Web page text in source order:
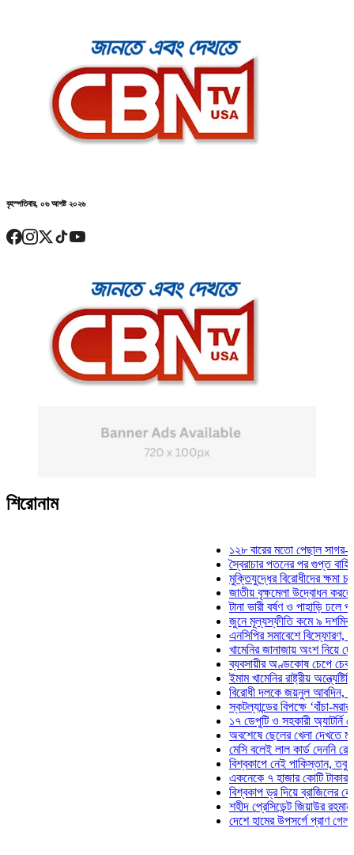
বৃহস্পতিবার, ০৬ আগষ্ট ২০২৬
শিরোনাম
১২৮ বারের মতো পেছাল সাগর-রুনি
স্বৈরাচার পতনের পর গুপ্ত বাহিনীর
মুক্তিযুদ্ধের বিরোধীদের ক্ষমা চাইতে
জাতীয় বৃক্ষমেলা উদ্বোধন করলেন
টানা ভারী বর্ষণ ও পাহাড়ি ঢলে
জুনে মূল্যস্ফীতি কমে ৯ দশমিক ১৬
এনসিপির সমাবেশে বিস্ফোরণ,
খামেনির জানাজায় অংশ নিয়ে দেশে
ব্যবসায়ীর অণ্ডকোষ চেপে চেক-
ইমাম খামেনির রাষ্ট্রীয়
বিরোধী দলকে জয়নুল আবদিন,
স্কটল্যান্ডের বিপক্ষে ‘বাঁচা-মরার
১৭ ডেপুটি ও সহকারী অ্যাটর্নি
অবশেষে ছেলের খেলা দেখতে মাঠে
মেসি বলেই লাল কার্ড দেননি রেফারি!
বিশ্বকাপে নেই পাকিস্তান, তবু
একনেকে ৭ হাজার কোটি টাকার ৫
বিশ্বকাপ ড্র দিয়ে ব্রাজিলের হেক্সা
শহীদ প্রেসিডেন্ট জিয়াউর রহমান
দেশে হামের উপসর্গে প্রাণ গেল